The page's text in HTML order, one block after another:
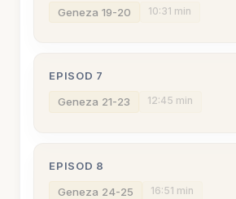
Geneza 19-20 10:31 min
EPISOD 7
Geneza 21-23 12:45 min
EPISOD 8
Geneza 24-25 16:51 min